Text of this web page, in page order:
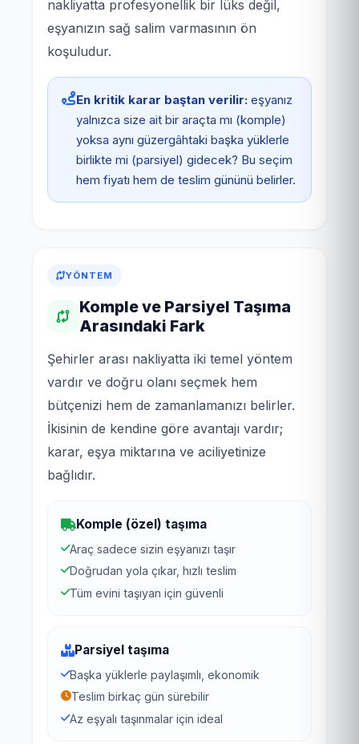
nakliyatta profesyonellik bir lüks değil,
eşyanızın sağ salim varmasının ön
koşuludur.
En kritik karar baştan verilir: eşyanız
yalnızca size ait bir araçta mı (komple)
yoksa aynı güzergâhtaki başka yüklerle
birlikte mi (parsiyel) gidecek? Bu seçim
hem fiyatı hem de teslim gününü belirler.
YÖNTEM
Komple ve Parsiyel Taşıma
Arasındaki Fark
Şehirler arası nakliyatta iki temel yöntem
vardır ve doğru olanı seçmek hem
bütçenizi hem de zamanlamanızı belirler.
İkisinin de kendine göre avantajı vardır;
karar, eşya miktarına ve aciliyetinize
bağlıdır.
Komple (özel) taşıma
Araç sadece sizin eşyanızı taşır
Doğrudan yola çıkar, hızlı teslim
Tüm evini taşıyan için güvenli
Parsiyel taşıma
Başka yüklerle paylaşımlı, ekonomik
Teslim birkaç gün sürebilir
Az eşyalı taşınmalar için ideal